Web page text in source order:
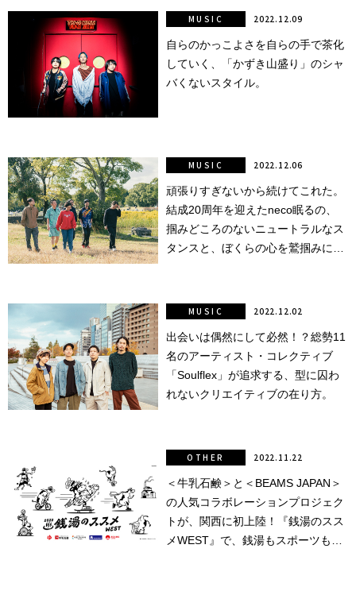
自らのかっこよさを自らの手で茶化
していく、「かずき山盛り」のシャ
バくないスタイル。
MUSIC 2022.12.09
頑張りすぎないから続けてこれた。
結成20周年を迎えたneco眠るの、
掴みどころのないニュートラルなス
タンスと、ぼくらの心を鷲掴みにす
MUSIC 2022.12.06
出会いは偶然にして必然！？総勢11
名のアーティスト・コレクティブ
「Soulflex」が追求する、型に囚わ
れないクリエイティブの在り方。
MUSIC 2022.12.02
＜牛乳石鹸＞と＜BEAMS JAPAN＞
の人気コラボレーションプロジェク
トが、関西に初上陸！『銭湯のスス
メWEST』で、銭湯もスポーツもア
OTHER 2022.11.22